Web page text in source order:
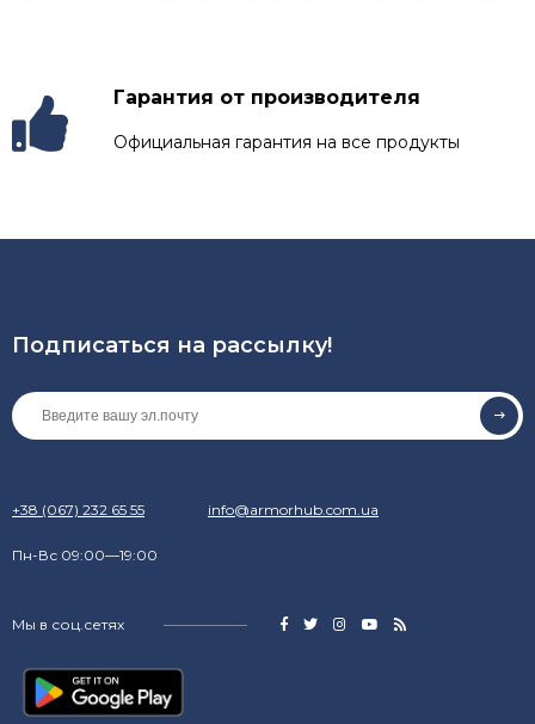
Гарантия от производителя
Официальная гарантия на все продукты
Подписаться на рассылкy!
+38 (067) 232 65 55 info@armorhub.com.ua
Пн-Вс 09:00—19:00
Мы в соц.сетях